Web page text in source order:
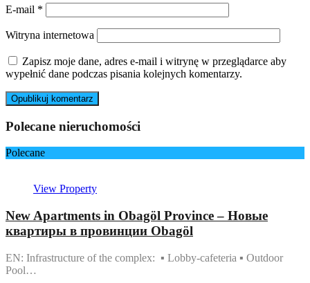
E-mail *
Witryna internetowa
Zapisz moje dane, adres e-mail i witrynę w przeglądarce aby
wypełnić dane podczas pisania kolejnych komentarzy.
Polecane nieruchomości
Polecane
View Property
New Apartments in Obagöl Province – Новые
квартиры в провинции Obagöl
EN: Infrastructure of the complex: ▪ Lobby-cafeteria ▪ Outdoor
Pool…